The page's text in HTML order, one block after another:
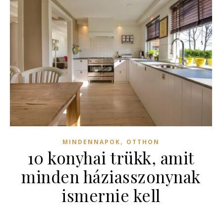
MINDENNAPOK, OTTHON
10 konyhai trükk, amit
minden háziasszonynak
ismernie kell